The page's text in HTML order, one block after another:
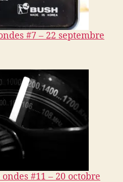
#7 – 22 septembre
#11 – 20 octobre